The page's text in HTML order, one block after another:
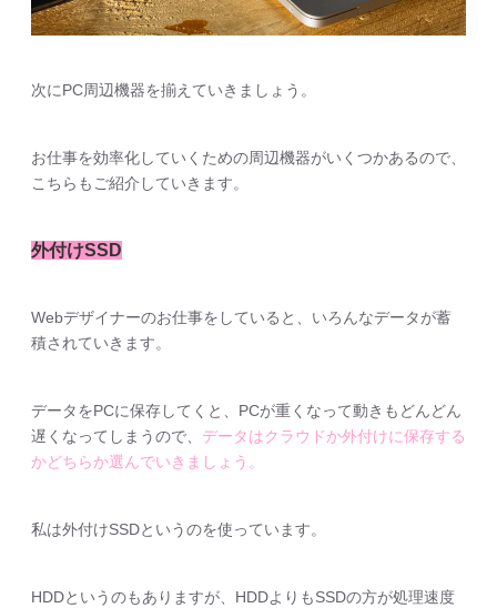
次にPC周辺機器を揃えていきましょう。
お仕事を効率化していくための周辺機器がいくつかあるので、
こちらもご紹介していきます。
外付けSSD
Webデザイナーのお仕事をしていると、いろんなデータが蓄
積されていきます。
データをPCに保存してくと、PCが重くなって動きもどんどん
遅くなってしまうので、 データはクラウドか外付けに保存する
かどちらか選んでいきましょう。
私は外付けSSDというのを使っています。
HDDというのもありますが、HDDよりもSSDの方が処理速度